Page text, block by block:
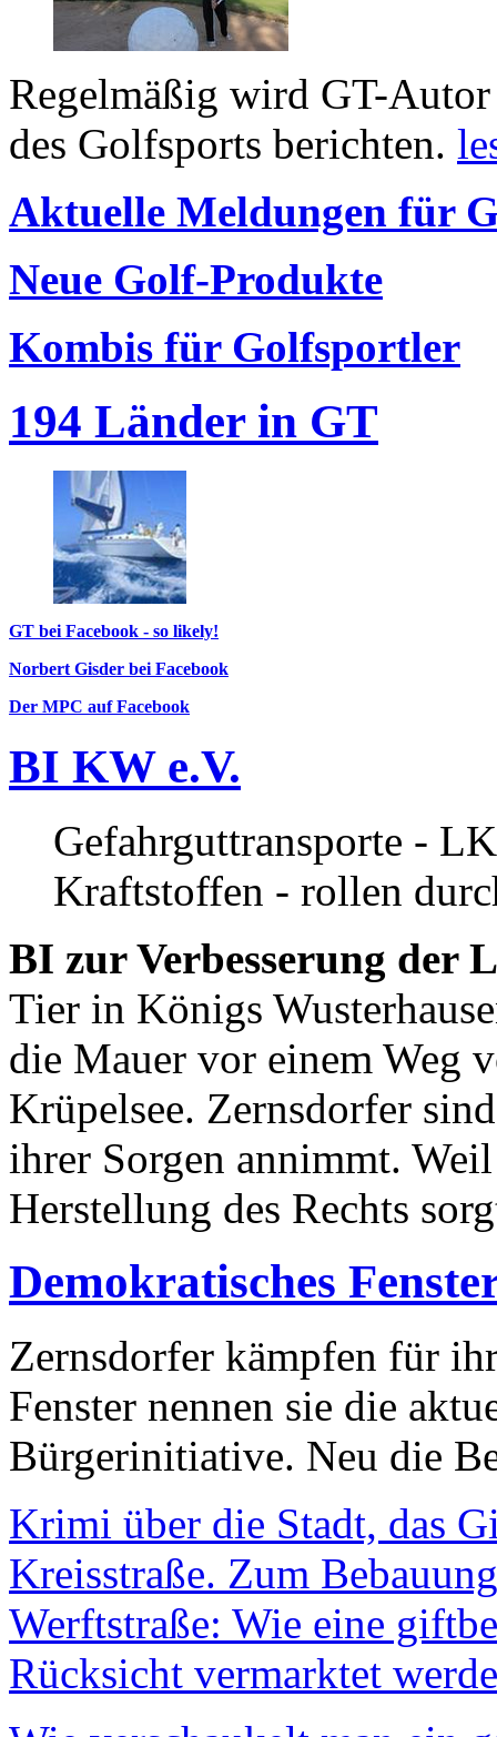
Regelmäßig wird GT-
des Golfsports berichten.
Aktuelle Meldungen für
Neue Golf-Produkte
Kombis für Golfsportler
194 Länder in GT
GT bei Facebook - so likely!
Norbert Gisder bei Facebook
Der MPC auf Facebook
BI KW e.V.
Gefahrguttransporte -
Kraftstoffen - rollen
BI zur Verbesserung der
Tier in Königs
die Mauer vor einem Weg
Krüpelsee. Zernsdorfer
ihrer Sorgen annimmt.
Herstellung des Rechts
Demokratisches
Zernsdorfer kämpfen für
Fenster nennen sie die
Bürgerinitiative. Neu die
Krimi über die Stadt, das
Kreisstraße. Zum
Werftstraße: Wie eine
Rücksicht vermarktet